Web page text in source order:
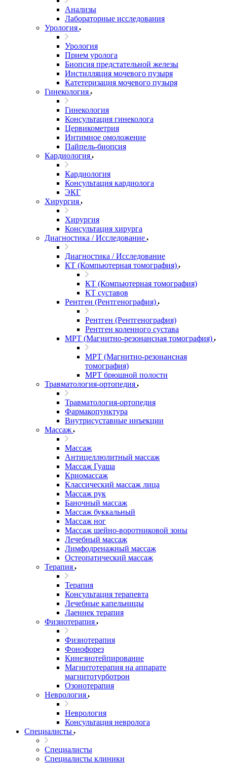
Анализы
Лабораторные исследования
Урология
Урология
Прием уролога
Биопсия предстательной железы
Инстилляция мочевого пузыря
Катетеризация мочевого пузыря
Гинекология
Гинекология
Консультация гинеколога
Цервикометрия
Интимное омоложение
Пайпель-биопсия
Кардиология
Кардиология
Консультация кардиолога
ЭКГ
Хирургия
Хирургия
Консультация хирурга
Диагностика / Исследование
Диагностика / Исследование
КТ (Компьютерная томография)
КТ (Компьютерная томография)
КТ суставов
Рентген (Рентгенография)
Рентген (Рентгенография)
Рентген коленного сустава
МРТ (Магнитно-резонансная томография)
МРТ (Магнитно-резонансная
томография)
МРТ брюшной полости
Травматология-ортопедия
Травматология-ортопедия
Фармакопунктура
Внутрисуставные инъекции
Массаж
Массаж
Антицеллюлитный массаж
Массаж Гуаша
Криомассаж
Классический массаж лица
Массаж рук
Баночный массаж
Массаж буккальный
Массаж ног
Массаж шейно-воротниковой зоны
Лечебный массаж
Лимфодренажный массаж
Остеопатический массаж
Терапия
Терапия
Консультация терапевта
Лечебные капельницы
Лаеннек терапия
Физиотерапия
Физиотерапия
Фонофорез
Кинезиотейпирование
Магнитотерапия на аппарате
магнитотурботрон
Озонотерапия
Неврология
Неврология
Консультация невролога
Специалисты
Специалисты
Специалисты клиники